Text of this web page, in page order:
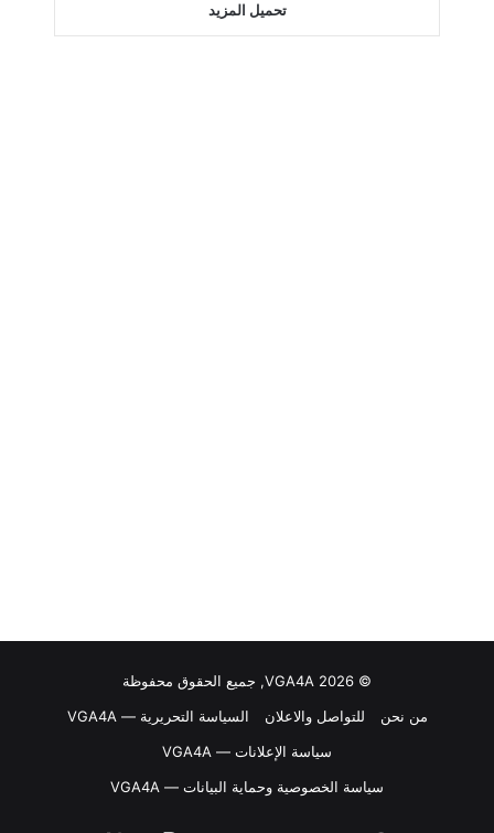
تحميل المزيد
© VGA4A 2026, جميع الحقوق محفوظة
من نحن
للتواصل والاعلان
السياسة التحريرية — VGA4A
سياسة الإعلانات — VGA4A
سياسة الخصوصية وحماية البيانات — VGA4A